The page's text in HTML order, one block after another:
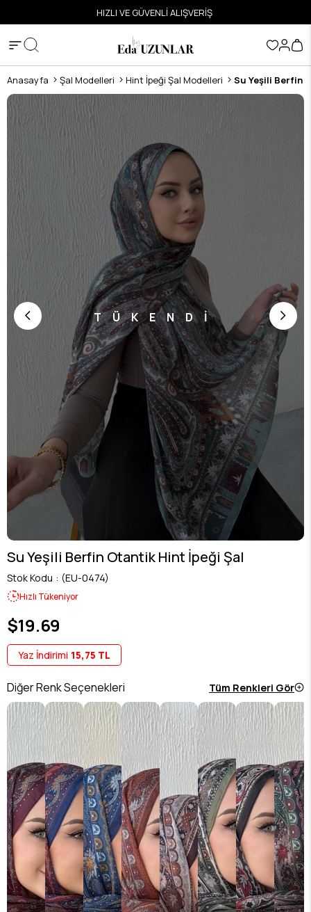
HIZLI VE GÜVENLİ ALIŞVERİŞ
Anasayfa Şal Modelleri Hint İpeği Şal Modelleri Su Yeşili Berfin
TÜKENDİ
Su Yeşili Berfin Otantik Hint İpeği Şal
Stok Kodu (EU-0474)
Hızlı Tükeniyor
$19.69
Yaz İndirimi 15,75 TL
Diğer Renk Seçenekleri Tüm Renkleri Gör